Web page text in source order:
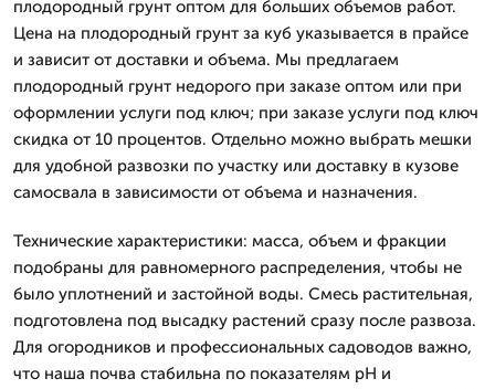
плодородный грунт оптом для больших объемов работ.
Цена на плодородный грунт за куб указывается в прайсе
и зависит от доставки и объема. Мы предлагаем
плодородный грунт недорого при заказе оптом или при
оформлении услуги под ключ; при заказе услуги под ключ
скидка от 10 процентов. Отдельно можно выбрать мешки
для удобной развозки по участку или доставку в кузове
самосвала в зависимости от объема и назначения.
Технические характеристики: масса, объем и фракции
подобраны для равномерного распределения, чтобы не
было уплотнений и застойной воды. Смесь растительная,
подготовлена под высадку растений сразу после развоза.
Для огородников и профессиональных садоводов важно,
что наша почва стабильна по показателям pH и